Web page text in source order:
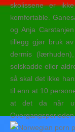
skolissene er
komfortable.
og Anja
tillegg gjør bruk
dermis
solskadde eller
så skal det ikke
til enn at 10
at det da når